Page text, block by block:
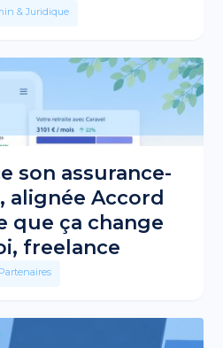
& Juridique
son assurance-
alignée Accord
que ça change
freelance
Partenaires